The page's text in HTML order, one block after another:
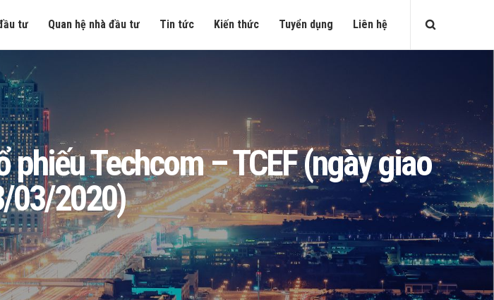
tư Quan hệ nhà đầu tư Tin tức Kiến thức Tuyển dụng Liên hệ
Techcom – TCEF (ngày giao
03/2020)